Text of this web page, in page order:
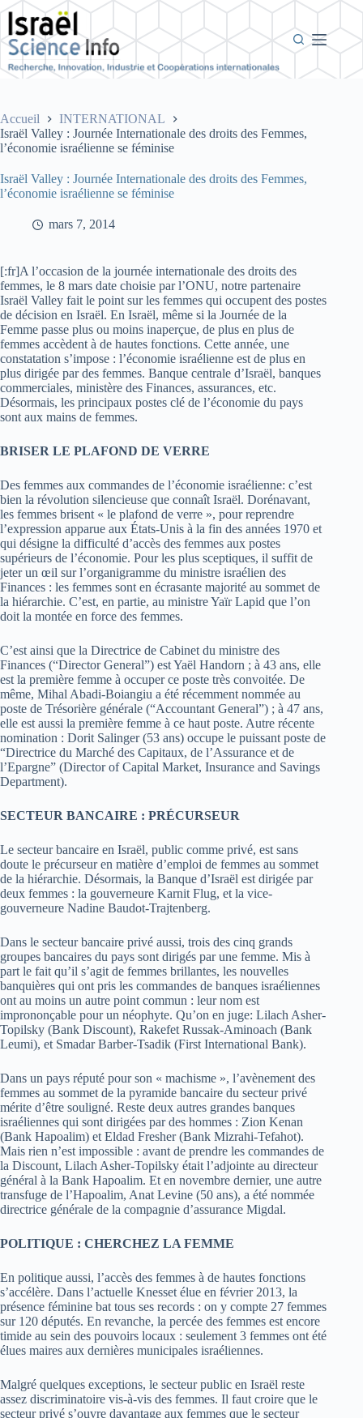
Passer
contenu
Accueil
INTERNATIONAL
Israël Valley : Journée Internationale des droits des Femmes,
l’économie israélienne se féminise
Israël Valley : Journée Internationale des droits des Femmes,
l’économie israélienne se féminise
mars 7, 2014
[:fr]A l’occasion de la journée internationale des droits des
femmes, le 8 mars date choisie par l’ONU, notre partenaire
Israël Valley fait le point sur les femmes qui occupent des postes
de décision en Israël. En Israël, même si la Journée de la
Femme passe plus ou moins inaperçue, de plus en plus de
femmes accèdent à de hautes fonctions. Cette année, une
constatation s’impose : l’économie israélienne est de plus en
plus dirigée par des femmes. Banque centrale d’Israël, banques
commerciales, ministère des Finances, assurances, etc.
Désormais, les principaux postes clé de l’économie du pays
sont aux mains de femmes.
BRISER LE PLAFOND DE VERRE
Des femmes aux commandes de l’économie israélienne: c’est
bien la révolution silencieuse que connaît Israël. Dorénavant,
les femmes brisent « le plafond de verre », pour reprendre
l’expression apparue aux États-Unis à la fin des années 1970 et
qui désigne la difficulté d’accès des femmes aux postes
supérieurs de l’économie. Pour les plus sceptiques, il suffit de
jeter un œil sur l’organigramme du ministre israélien des
Finances : les femmes sont en écrasante majorité au sommet de
la hiérarchie. C’est, en partie, au ministre Yaïr Lapid que l’on
doit la montée en force des femmes.
C’est ainsi que la Directrice de Cabinet du ministre des
Finances (“Director General”) est Yaël Handorn ; à 43 ans, elle
est la première femme à occuper ce poste très convoitée. De
même, Mihal Abadi-Boiangiu a été récemment nommée au
poste de Trésorière générale (“Accountant General”) ; à 47 ans,
elle est aussi la première femme à ce haut poste. Autre récente
nomination : Dorit Salinger (53 ans) occupe le puissant poste de
“Directrice du Marché des Capitaux, de l’Assurance et de
l’Epargne” (Director of Capital Market, Insurance and Savings
Department).
SECTEUR BANCAIRE : PRÉCURSEUR
Le secteur bancaire en Israël, public comme privé, est sans
doute le précurseur en matière d’emploi de femmes au sommet
de la hiérarchie. Désormais, la Banque d’Israël est dirigée par
deux femmes : la gouverneure Karnit Flug, et la vice-
gouverneure Nadine Baudot-Trajtenberg.
Dans le secteur bancaire privé aussi, trois des cinq grands
groupes bancaires du pays sont dirigés par une femme. Mis à
part le fait qu’il s’agit de femmes brillantes, les nouvelles
banquières qui ont pris les commandes de banques israéliennes
ont au moins un autre point commun : leur nom est
imprononçable pour un néophyte. Qu’on en juge: Lilach Asher-
Topilsky (Bank Discount), Rakefet Russak-Aminoach (Bank
Leumi), et Smadar Barber-Tsadik (First International Bank).
Dans un pays réputé pour son « machisme », l’avènement des
femmes au sommet de la pyramide bancaire du secteur privé
mérite d’être souligné. Reste deux autres grandes banques
israéliennes qui sont dirigées par des hommes : Zion Kenan
(Bank Hapoalim) et Eldad Fresher (Bank Mizrahi-Tefahot).
Mais rien n’est impossible : avant de prendre les commandes de
la Discount, Lilach Asher-Topilsky était l’adjointe au directeur
général à la Bank Hapoalim. Et en novembre dernier, une autre
transfuge de l’Hapoalim, Anat Levine (50 ans), a été nommée
directrice générale de la compagnie d’assurance Migdal.
POLITIQUE : CHERCHEZ LA FEMME
En politique aussi, l’accès des femmes à de hautes fonctions
s’accélère. Dans l’actuelle Knesset élue en février 2013, la
présence féminine bat tous ses records : on y compte 27 femmes
sur 120 députés. En revanche, la percée des femmes est encore
timide au sein des pouvoirs locaux : seulement 3 femmes ont été
élues maires aux dernières municipales israéliennes.
Malgré quelques exceptions, le secteur public en Israël reste
assez discriminatoire vis-à-vis des femmes. Il faut croire que le
secteur privé s’ouvre davantage aux femmes que le secteur